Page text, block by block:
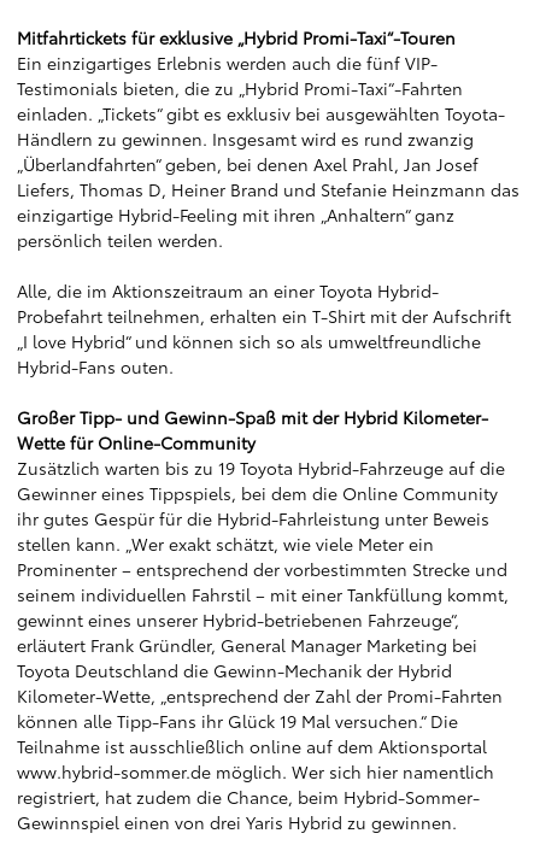
Mitfahrtickets für exklusive „Hybrid Promi-Taxi“-Touren
Ein einzigartiges Erlebnis werden auch die fünf VIP-
Testimonials bieten, die zu „Hybrid Promi-Taxi“-Fahrten
einladen. „Tickets“ gibt es exklusiv bei ausgewählten Toyota-
Händlern zu gewinnen. Insgesamt wird es rund zwanzig
„Überlandfahrten“ geben, bei denen Axel Prahl, Jan Josef
Liefers, Thomas D, Heiner Brand und Stefanie Heinzmann das
einzigartige Hybrid-Feeling mit ihren „Anhaltern“ ganz
persönlich teilen werden.
Alle, die im Aktionszeitraum an einer Toyota Hybrid-
Probefahrt teilnehmen, erhalten ein T-Shirt mit der Aufschrift
„I love Hybrid“ und können sich so als umweltfreundliche
Hybrid-Fans outen.
Großer Tipp- und Gewinn-Spaß mit der Hybrid Kilometer-
Wette für Online-Community
Zusätzlich warten bis zu 19 Toyota Hybrid-Fahrzeuge auf die
Gewinner eines Tippspiels, bei dem die Online Community
ihr gutes Gespür für die Hybrid-Fahrleistung unter Beweis
stellen kann. „Wer exakt schätzt, wie viele Meter ein
Prominenter – entsprechend der vorbestimmten Strecke und
seinem individuellen Fahrstil – mit einer Tankfüllung kommt,
gewinnt eines unserer Hybrid-betriebenen Fahrzeuge“,
erläutert Frank Gründler, General Manager Marketing bei
Toyota Deutschland die Gewinn-Mechanik der Hybrid
Kilometer-Wette, „entsprechend der Zahl der Promi-Fahrten
können alle Tipp-Fans ihr Glück 19 Mal versuchen.“ Die
Teilnahme ist ausschließlich online auf dem Aktionsportal
www.hybrid-sommer.de möglich. Wer sich hier namentlich
registriert, hat zudem die Chance, beim Hybrid-Sommer-
Gewinnspiel einen von drei Yaris Hybrid zu gewinnen.